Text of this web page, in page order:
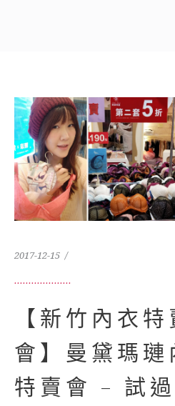
2017-12-15
【新竹內衣特
會】曼黛瑪璉
特賣會 – 試